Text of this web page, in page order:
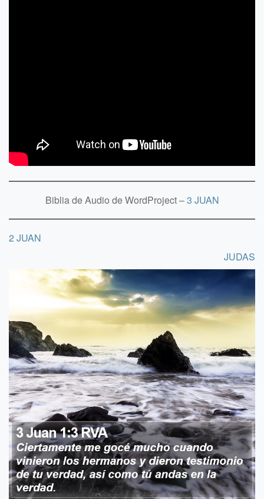
Biblia de Audio de WordProject –3 JUAN
2 JUAN
JUDAS